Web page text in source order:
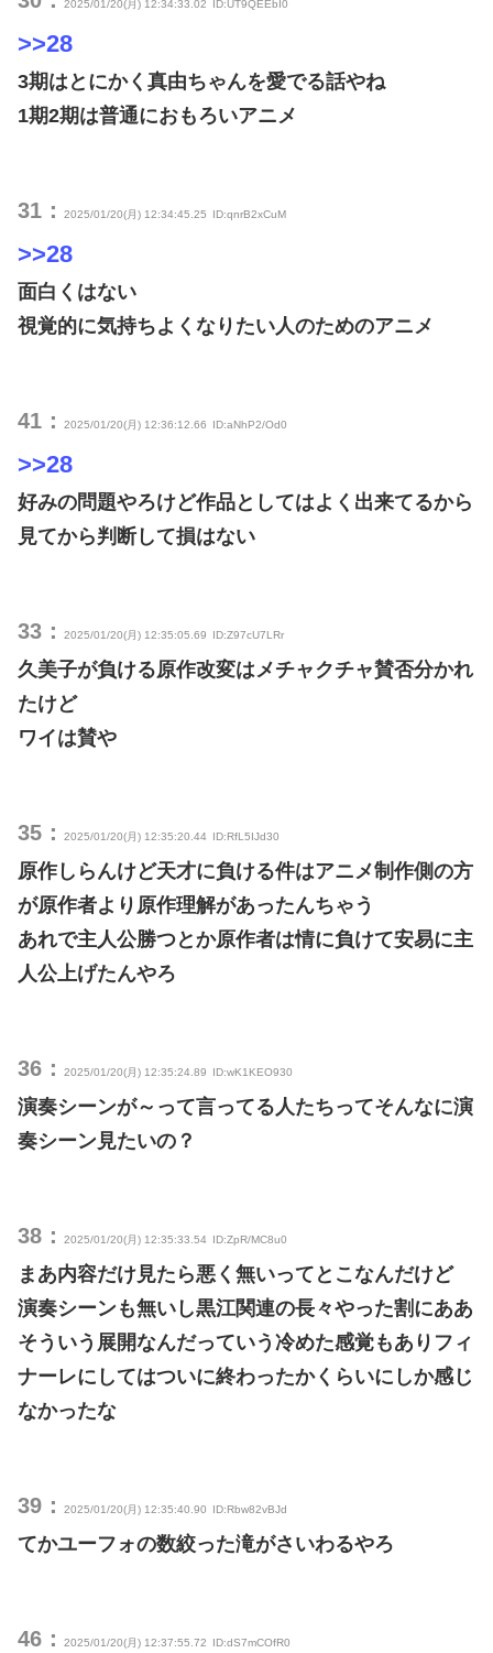
2025/01/20(月) 12:34:33.02 ID:UT9QEEbI0
>>28
3期はとにかく真由ちゃんを愛でる話やね
1期2期は普通におもろいアニメ
31： 2025/01/20(月) 12:34:45.25 ID:qnrB2xCuM
>>28
面白くはない
視覚的に気持ちよくなりたい人のためのアニメ
41： 2025/01/20(月) 12:36:12.66 ID:aNhP2/Od0
>>28
好みの問題やろけど作品としてはよく出来てるから
見てから判断して損はない
33： 2025/01/20(月) 12:35:05.69 ID:Z97cU7LRr
久美子が負ける原作改変はメチャクチャ賛否分かれ
たけど
ワイは賛や
35： 2025/01/20(月) 12:35:20.44 ID:RfL5IJd30
原作しらんけど天才に負ける件はアニメ制作側の方
が原作者より原作理解があったんちゃう
あれで主人公勝つとか原作者は情に負けて安易に主
人公上げたんやろ
36： 2025/01/20(月) 12:35:24.89 ID:wK1KEO930
演奏シーンが～って言ってる人たちってそんなに演
奏シーン見たいの？
38： 2025/01/20(月) 12:35:33.54 ID:ZpR/MC8u0
まあ内容だけ見たら悪く無いってとこなんだけど
演奏シーンも無いし黒江関連の長々やった割にああ
そういう展開なんだっていう冷めた感覚もありフィ
ナーレにしてはついに終わったかくらいにしか感じ
なかったな
39： 2025/01/20(月) 12:35:40.90 ID:Rbw82vBJd
てかユーフォの数絞った滝がさいわるやろ
46： 2025/01/20(月) 12:37:55.72 ID:dS7mCOfR0